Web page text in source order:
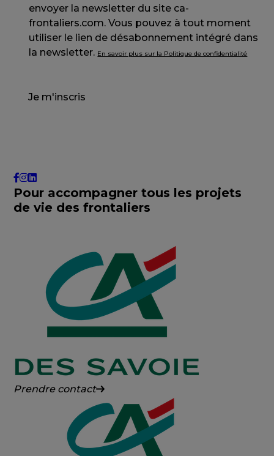
envoyer la newsletter du site ca-
frontaliers.com. Vous pouvez à tout moment
utiliser le lien de désabonnement intégré dans
la newsletter. En savoir plus sur la Politique de confidentialité
Je m'inscris
Pour accompagner tous les projets
de vie des frontaliers
Crédit
Prendre contact